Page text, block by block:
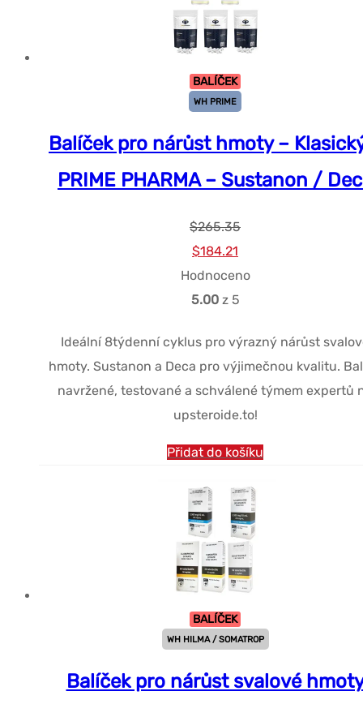
BALÍČEK
WH PRIME
Balíček pro nárůst hmoty –
PRIME PHARMA – Sustanon /
$265.35
Původní
cena
byla:
$184.21
cena
je:
Hodnoceno
5.00z 5
Ideální 8týdenní cyklus pro výrazný nárůst
hmoty. Sustanon a Deca pro výjimečnou kvalitu.
navržené, testované a schválené týmem expertů
upsteroide.to!
Přidat do košíku
BALÍČEK
WH HILMA / SOMATROP
Balíček pro nárůst svalové